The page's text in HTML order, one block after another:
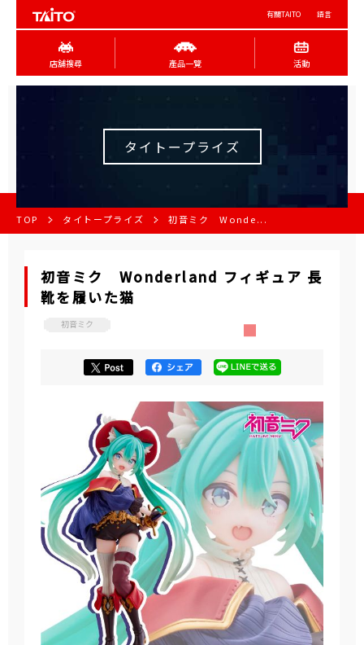
有關TAITO 語言
店舖搜尋 產品一覽 活動
タイトープライズ
TOP タイトープライズ 初音ミク Wonde...
初音ミク Wonderland フィギュア 長
靴を履いた猫
初音ミク